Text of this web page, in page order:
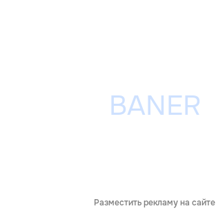
Разместить рекламу на сайте